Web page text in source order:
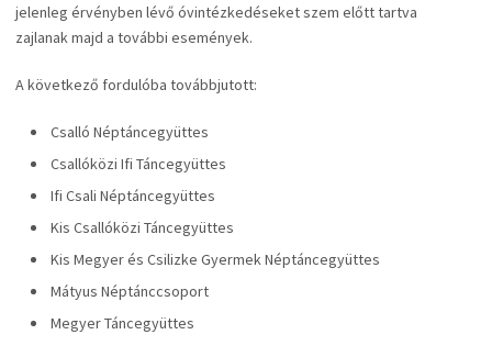
jelenleg érvényben lévő óvintézkedéseket szem előtt tartva
zajlanak majd a további események.
A következő fordulóba továbbjutott:
Csalló Néptáncegyüttes
Csallóközi Ifi Táncegyüttes
Ifi Csali Néptáncegyüttes
Kis Csallóközi Táncegyüttes
Kis Megyer és Csilizke Gyermek Néptáncegyüttes
Mátyus Néptánccsoport
Megyer Táncegyüttes